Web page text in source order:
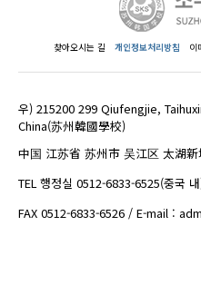
찾아오시는 길 개인정보처리방침 이
우) 215200 299 Qiufengjie,
China(苏州韓國學校)
中国 江苏省 苏州市 吴江区 太湖
TEL 행정실 0512-6833-6525(중국
FAX 0512-6833-6526 / E-mail :